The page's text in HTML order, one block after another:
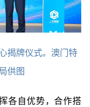
揭牌仪式。澳门特
供图
各自优势，合作搭